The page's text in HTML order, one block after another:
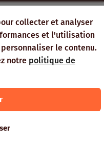
collecter et analyser
et l'utilisation
le contenu.
notre politique de